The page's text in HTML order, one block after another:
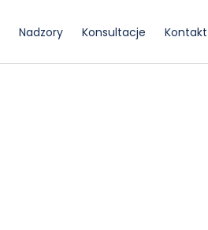
Nadzory Konsultacje Kontakt